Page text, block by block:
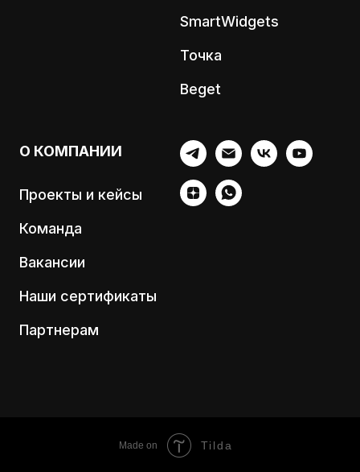
SmartWidgets
Точка
Beget
О КОМПАНИИ
Проекты и кейсы
Команда
Вакансии
Наши сертификаты
Партнерам
Made on Tilda